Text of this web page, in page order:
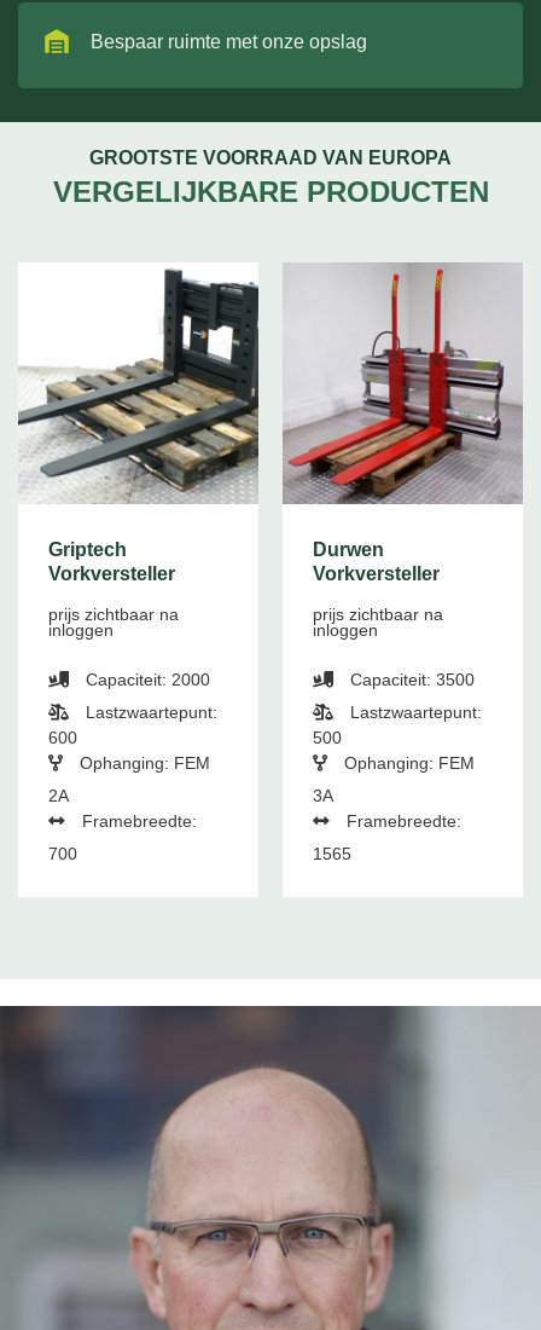
Bespaar ruimte met onze opslag
GROOTSTE VOORRAAD VAN EUROPA
VERGELIJKBARE PRODUCTEN
Griptech
Vorkversteller
prijs zichtbaar na
inloggen
Capaciteit: 2000
Lastzwaartepunt:
600
Ophanging: FEM
2A
Framebreedte:
700
Durwen
Vorkversteller
prijs zichtbaar na
inloggen
Capaciteit: 3500
Lastzwaartepunt:
500
Ophanging: FEM
3A
Framebreedte:
1565